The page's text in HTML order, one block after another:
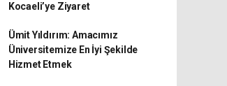
Kocaeli’ye Ziyaret
Ümit Yıldırım: Amacımız
Üniversitemize En İyi Şekilde
Hizmet Etmek